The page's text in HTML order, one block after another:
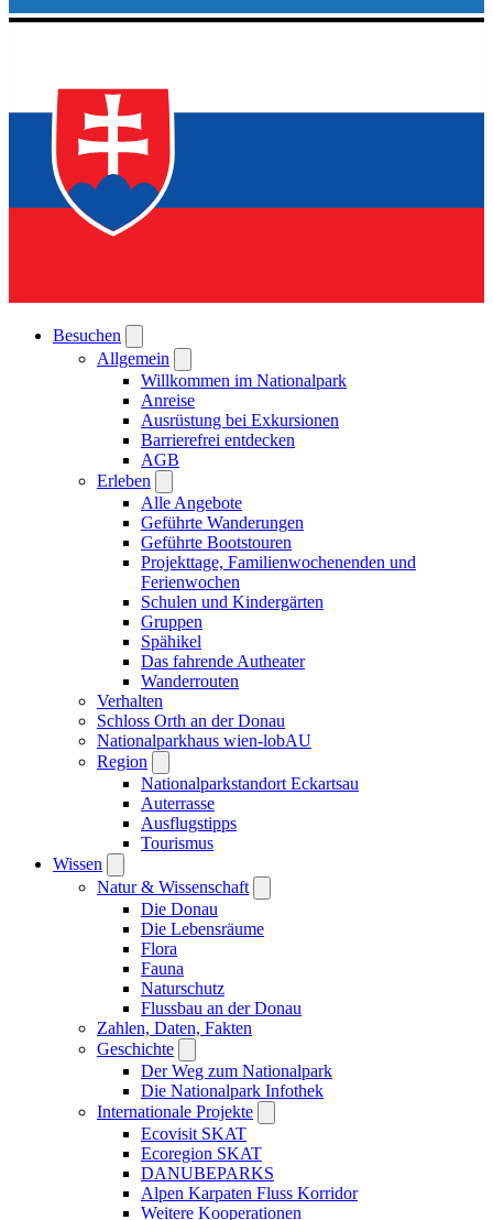
Besuchen
Allgemein
Willkommen im Nationalpark
Anreise
Ausrüstung bei Exkursionen
Barrierefrei entdecken
AGB
Erleben
Alle Angebote
Geführte Wanderungen
Geführte Bootstouren
Projekttage, Familienwochenenden und
Ferienwochen
Schulen und Kindergärten
Gruppen
Spähikel
Das fahrende Autheater
Wanderrouten
Verhalten
Schloss Orth an der Donau
Nationalparkhaus wien-lobAU
Region
Nationalparkstandort Eckartsau
Auterrasse
Ausflugstipps
Tourismus
Wissen
Natur & Wissenschaft
Die Donau
Die Lebensräume
Flora
Fauna
Naturschutz
Flussbau an der Donau
Zahlen, Daten, Fakten
Geschichte
Der Weg zum Nationalpark
Die Nationalpark Infothek
Internationale Projekte
Ecovisit SKAT
Ecoregion SKAT
DANUBEPARKS
Alpen Karpaten Fluss Korridor
Weitere Kooperationen